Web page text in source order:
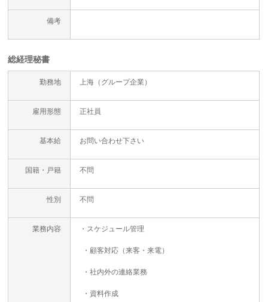
備考
総経理秘書
勤務地 上海（グループ企業）
雇用形態 正社員
基本給 お問い合わせ下さい
国籍・戸籍 不問
性別 不問
業務内容 ・スケジュール管理
・顧客対応（来客・来電）
・社内外の連絡業務
・資料作成